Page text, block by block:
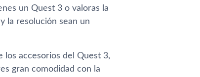
un Quest 3 o valoras la
la resolución sean un
los accesorios del Quest 3,
gran comodidad con la